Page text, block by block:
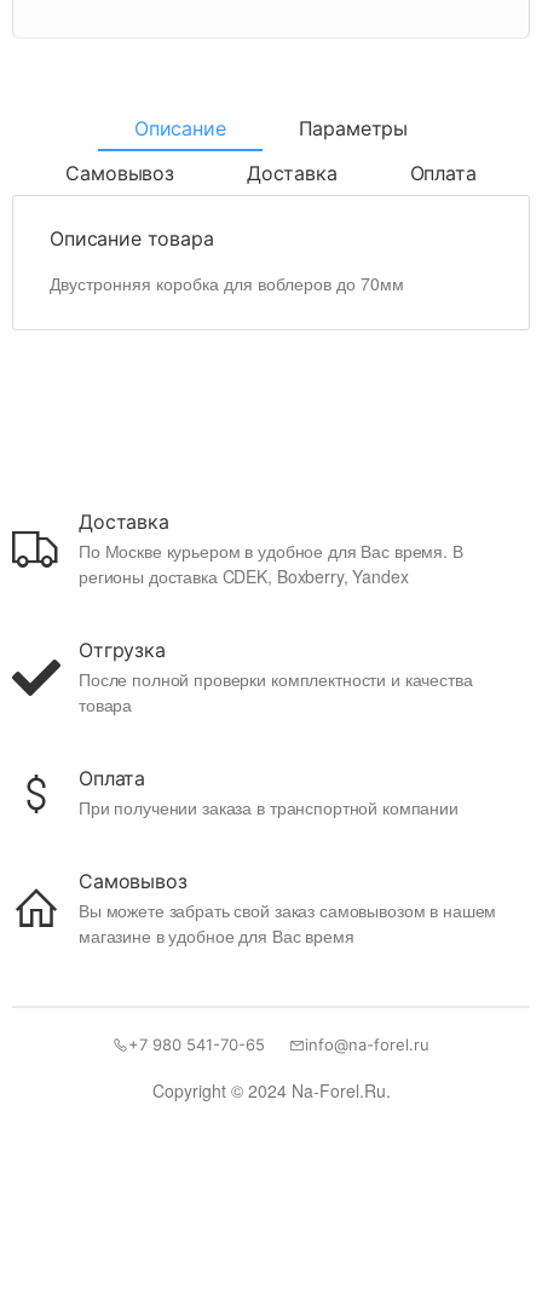
Описание
Параметры
Самовывоз
Доставка Оплата
Описание товара
Двустронняя коробка для воблеров до 70мм
Доставка
По Москве курьером в удобное для Вас время. В
регионы доставка CDEK, Boxberry, Yandex
Отгрузка
После полной проверки комплектности и качества
товара
Оплата
При получении заказа в транспортной компании
Самовывоз
Вы можете забрать свой заказ самовывозом в нашем
магазине в удобное для Вас время
Copyright © 2024 Na-Forel.Ru.
+7 980 541-70-65 info@na-forel.ru